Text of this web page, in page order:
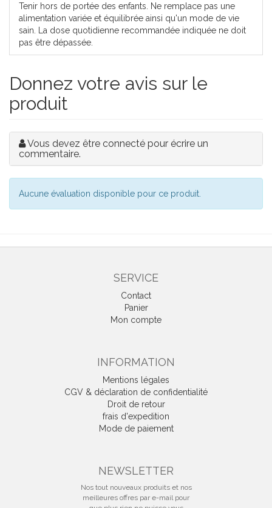
Tenir hors de portée des enfants. Ne remplace pas une
alimentation variée et équilibrée ainsi qu'un mode de vie
sain. La dose quotidienne recommandée indiquée ne doit
pas être dépassée.
Donnez votre avis sur le
produit
Vous devez être connecté pour écrire un
commentaire.
Aucune évaluation disponible pour ce produit.
SERVICE
Contact
Panier
Mon compte
INFORMATION
Mentions légales
CGV & déclaration de confidentialité
Droit de retour
frais d'expedition
Mode de paiement
NEWSLETTER
Nos tout nouveaux produits et nos
meilleures offres par e-mail pour